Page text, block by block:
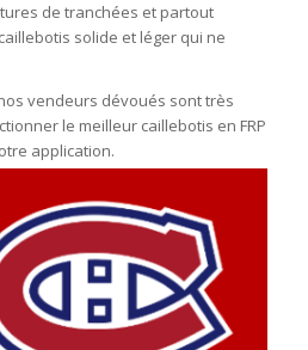
de tranchées et partout
solide et léger qui ne
vendeurs dévoués sont très
le meilleur caillebotis en FRP
application.